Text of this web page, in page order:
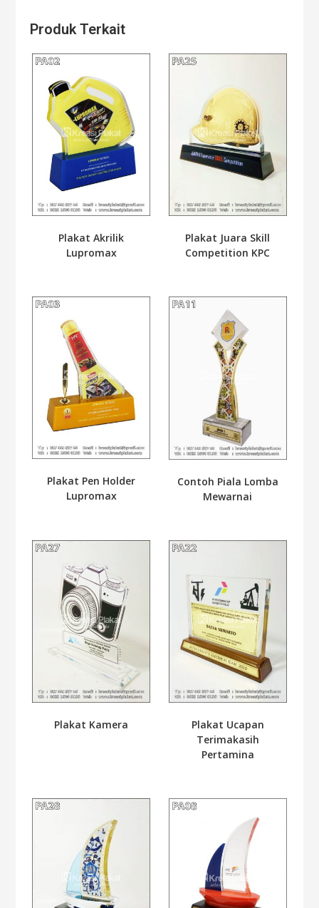
Produk Terkait
Plakat Akrilik
Lupromax
Plakat Juara Skill
Competition KPC
Plakat Pen Holder
Lupromax
Contoh Piala Lomba
Mewarnai
Plakat Kamera
Plakat Ucapan
Terimakasih
Pertamina